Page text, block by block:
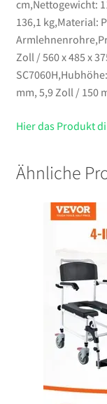
cm,Nettogewicht:
136,1 kg,Material:
Zoll / 560 x 485 x
mm, 5,9 Zoll / 150
Hier das Produkt
Ähnliche